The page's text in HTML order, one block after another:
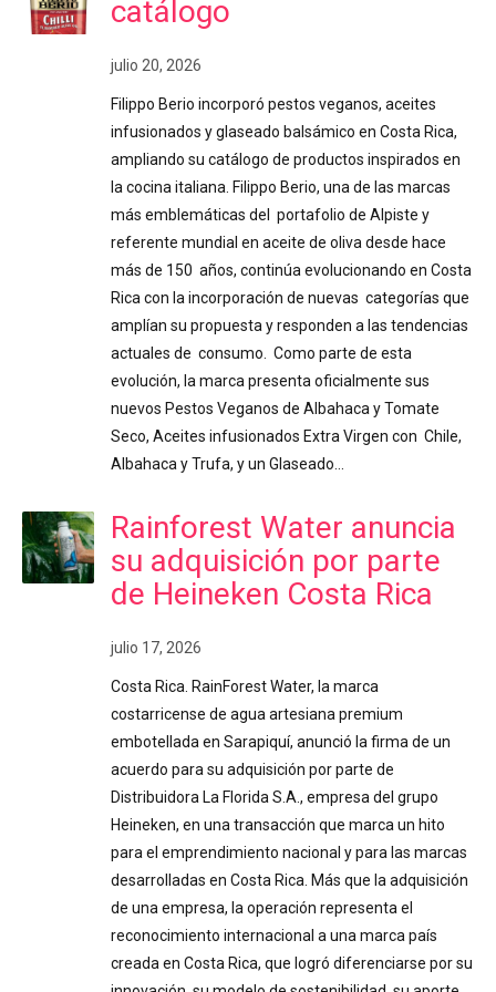
catálogo
julio 20, 2026
Filippo Berio incorporó pestos veganos, aceites
infusionados y glaseado balsámico en Costa Rica,
ampliando su catálogo de productos inspirados en
la cocina italiana. Filippo Berio, una de las marcas
más emblemáticas del portafolio de Alpiste y
referente mundial en aceite de oliva desde hace
más de 150 años, continúa evolucionando en Costa
Rica con la incorporación de nuevas categorías que
amplían su propuesta y responden a las tendencias
actuales de consumo. Como parte de esta
evolución, la marca presenta oficialmente sus
nuevos Pestos Veganos de Albahaca y Tomate
Seco, Aceites infusionados Extra Virgen con Chile,
Albahaca y Trufa, y un Glaseado…
Rainforest Water anuncia
su adquisición por parte
de Heineken Costa Rica
julio 17, 2026
Costa Rica. RainForest Water, la marca
costarricense de agua artesiana premium
embotellada en Sarapiquí, anunció la firma de un
acuerdo para su adquisición por parte de
Distribuidora La Florida S.A., empresa del grupo
Heineken, en una transacción que marca un hito
para el emprendimiento nacional y para las marcas
desarrolladas en Costa Rica. Más que la adquisición
de una empresa, la operación representa el
reconocimiento internacional a una marca país
creada en Costa Rica, que logró diferenciarse por su